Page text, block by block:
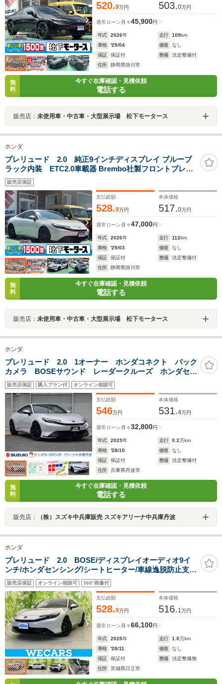
520.9万円 503.0万円
通常ローン 月々45,900円
年式 2026年 走行 109km
車検
'29/04 修復
なし
保証
保証付 整備
法定整備付
住所
静岡県掛川市
無
料
今すぐ在庫確認・見積依頼
電話する
販売店： 未使用車・中古車・大型展示場 松下モータース
ホンダ
プレリュード 2.0 純正9インチディスプレイ ブルーブ
ラック内装 ETC2.0車載器 Brembo社製フロントブレー
キ フル液晶メーター フルLEDヘッドライト 電子制御パー
キングブレーキ BOSEサウンドシステム ホンダセンシン
グ
販売店保証
支払総額
528.9万円
本体価格
517.0万円
通常ローン 月々47,000円
年式 2026年 走行 112km
車検
'29/03 修復
なし
保証
保証付 整備
法定整備付
住所
静岡県掛川市
無
料
今すぐ在庫確認・見積依頼
電話する
販売店： 未使用車・中古車・大型展示場 松下モータース
ホンダ
プレリュード 2.0 1オーナー ホンダコネクト バック
カメラ BOSEサウンド レーダークルーズ ホンダセン
シング 19インチAW
販売店保証 購入プラン付 オンライン相談可
支払総額
546万円
本体価格
531.4万円
通常ローン 月々32,800円
年式 2025年 走行 0.2万km
車検
'28/10 修復
なし
保証
保証付 整備
法定整備付
住所
兵庫県丹波市
無
料
今すぐ在庫確認・見積依頼
電話する
販売店： （株）スズキ中兵庫販売 スズキアリーナ中兵庫丹波
ホンダ
プレリュード 2.0 BOSE/ディスプレイオーディオ9イ
ンチ/ホンダセンシング/シートヒーター/車線逸脱防止支援
システム/シート 合皮/ドライブレコーダー 前後/ヘッドラ
ンプ LED/USBジャック
販売店保証 オンライン相談可 360°画像付
支払総額
528.9万円
本体価格
516. 1万円
通常ローン 月々66,100円
年式 2025年 走行 1.0万km
車検
'28/11 修復
なし
保証
保証付 整備
法定整備無
住所
茨城県日立市